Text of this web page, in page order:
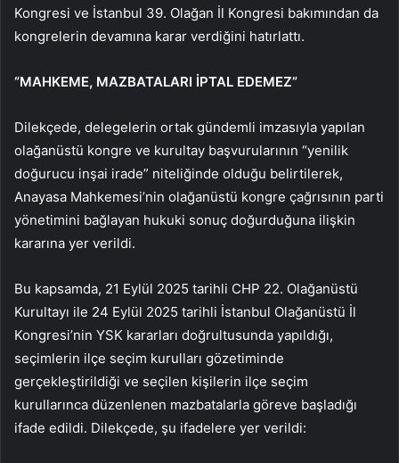
Kongresi ve İstanbul 39. Olağan İl Kongresi bakımından da
kongrelerin devamına karar verdiğini hatırlattı.
“MAHKEME, MAZBATALARI İPTAL EDEMEZ”
Dilekçede, delegelerin ortak gündemli imzasıyla yapılan
olağanüstü kongre ve kurultay başvurularının “yenilik
doğurucu inşai irade” niteliğinde olduğu belirtilerek,
Anayasa Mahkemesi’nin olağanüstü kongre çağrısının parti
yönetimini bağlayan hukuki sonuç doğurduğuna ilişkin
kararına yer verildi.
Bu kapsamda, 21 Eylül 2025 tarihli CHP 22. Olağanüstü
Kurultayı ile 24 Eylül 2025 tarihli İstanbul Olağanüstü İl
Kongresi’nin YSK kararları doğrultusunda yapıldığı,
seçimlerin ilçe seçim kurulları gözetiminde
gerçekleştirildiği ve seçilen kişilerin ilçe seçim
kurullarınca düzenlenen mazbatalarla göreve başladığı
ifade edildi. Dilekçede, şu ifadelere yer verildi: